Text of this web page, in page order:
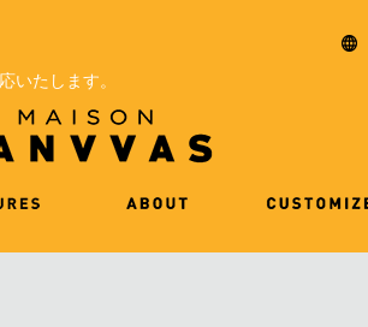
いたします。